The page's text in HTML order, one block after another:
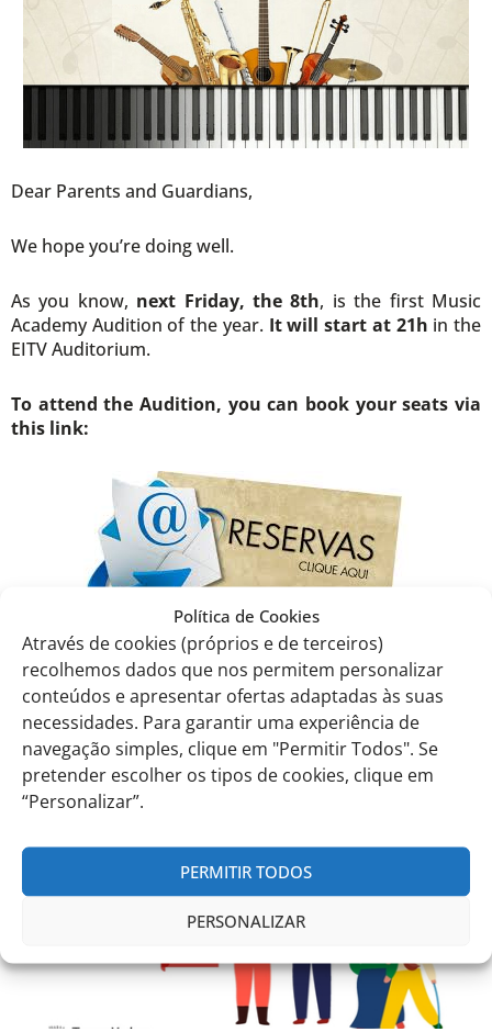
Política de Cookies
Através de cookies (próprios e de terceiros)
recolhemos dados que nos permitem personalizar
conteúdos e apresentar ofertas adaptadas às suas
necessidades. Para garantir uma experiência de
navegação simples, clique em "Permitir Todos". Se
pretender escolher os tipos de cookies, clique em
“Personalizar”.
PERMITIR TODOS
PERSONALIZAR
Dear Parents and Guardians,
We hope you’re doing well.
As you know, next Friday, the 8th, is the first Music
Academy Audition of the year. It will start at 21h in the
EITV Auditorium.
To attend the Audition, you can book your seats via
this link:
, 2024
The Administration
Comunicados anteriores